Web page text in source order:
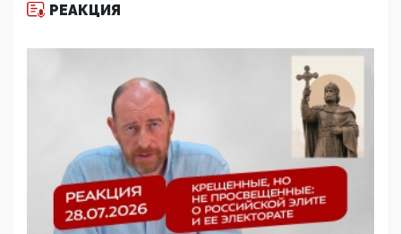
11:53, 09 Июня 2026
деятельность ИИТО ЮНЕСКО в России, но
цифроглобалисты продолжают определять
повестку в образовании
09:43, 01 Июня 2026
5G за счет здоровья граждан: Минцифры намерено
отобрать у регионов и муниципалитетов право
защищать жилые дома и социальные объекты от
05:58, 26 Мая 2026
Роскомнадзор освободили от борца с
РЕАКЦИЯ